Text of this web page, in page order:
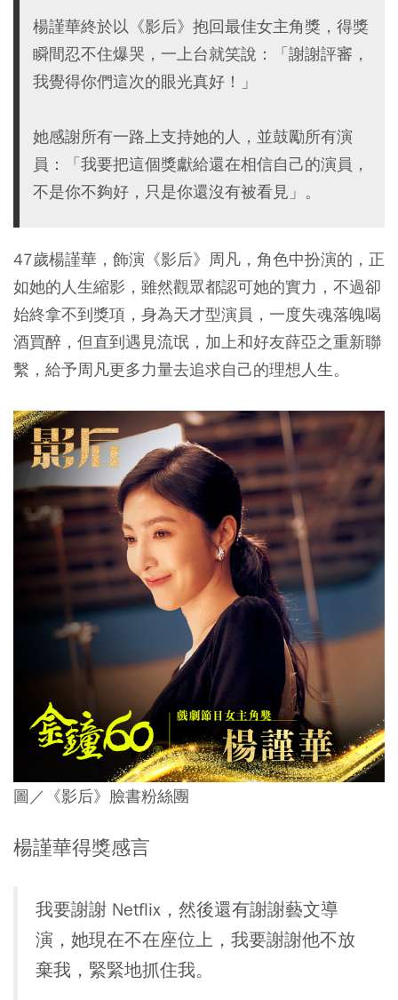
楊謹華終於以《影后》抱回最佳女主角獎，得獎
瞬間忍不住爆哭，一上台就笑說：「謝謝評審，
我覺得你們這次的眼光真好！」
她感謝所有一路上支持她的人，並鼓勵所有演
員：「我要把這個獎獻給還在相信自己的演員，
不是你不夠好，只是你還沒有被看見」。
47歲楊謹華，飾演《影后》周凡，角色中扮演的，正
如她的人生縮影，雖然觀眾都認可她的實力，不過卻
始終拿不到獎項，身為天才型演員，一度失魂落魄喝
酒買醉，但直到遇見流氓，加上和好友薛亞之重新聯
繫，給予周凡更多力量去追求自己的理想人生。
圖／《影后》臉書粉絲團
楊謹華得獎感言
我要謝謝 Netflix，然後還有謝謝藝文導
演，她現在不在座位上，我要謝謝他不放
棄我，緊緊地抓住我。